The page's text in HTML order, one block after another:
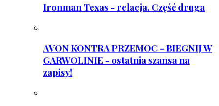
Ironman Texas - relacja. Część druga
AVON KONTRA PRZEMOC - BIEGNIJ W
GARWOLINIE - ostatnia szansa na
zapisy!